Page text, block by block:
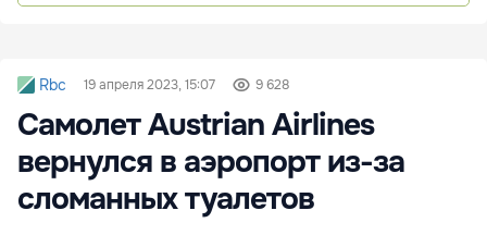
Rbc 19 апреля 2023, 15:07 9 628
Самолет Austrian Airlines
вернулся в аэропорт из-за
сломанных туалетов